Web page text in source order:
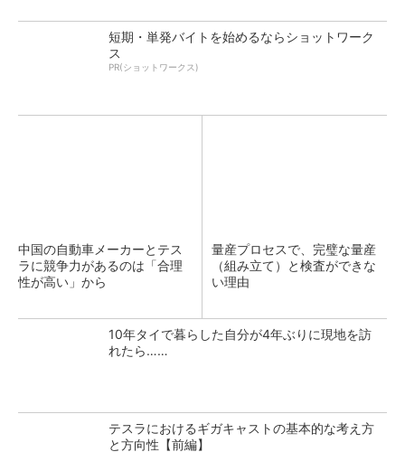
短期・単発バイトを始めるならショットワーク
ス
PR(ショットワークス)
中国の自動車メーカーとテス
ラに競争力があるのは「合理
性が高い」から
量産プロセスで、完璧な量産
（組み立て）と検査ができな
い理由
10年タイで暮らした自分が4年ぶりに現地を訪
れたら……
テスラにおけるギガキャストの基本的な考え方
と方向性【前編】